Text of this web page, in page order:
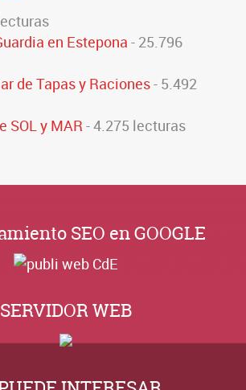
en Estepona - 25.796
de Tapas y Raciones- 5.492
SOL y MAR - 4.275 lecturas
SEO en GOOGLE
SERVIDOR WEB